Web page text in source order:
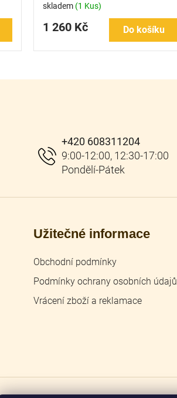
skladem (1 Kus)
1 260 Kč Do košíku
+420 608311204
Užitečné informace
Obchodní podmínky
Podmínky ochrany osobních údajů
Vrácení zboží a reklamace